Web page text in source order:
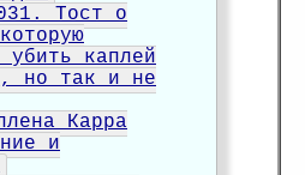
Тост о
убить каплей
но так и не
Карра
и